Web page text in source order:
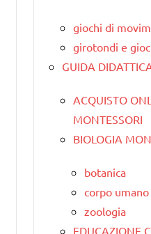
giochi di
girotondi e
GUIDA
ACQUISTO
MONTESSORI
BIOLOGIA
botanica
corpo umano
zoologia
EDUCAZIONE